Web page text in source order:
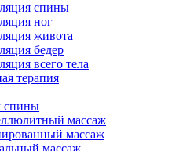
спины
ног
живота
бедер
всего тела
терапия
спины
массаж
массаж
массаж